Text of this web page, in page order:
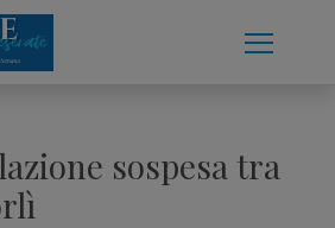
sospesa tra